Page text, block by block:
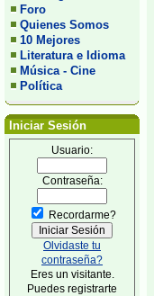
Foro
Quienes Somos
10 Mejores
Literatura e Idioma
Música - Cine
Política
Iniciar Sesión
Usuario:
Contraseña:
Recordarme?
Olvidaste tu
contraseña?
Eres un visitante.
Puedes registrarte